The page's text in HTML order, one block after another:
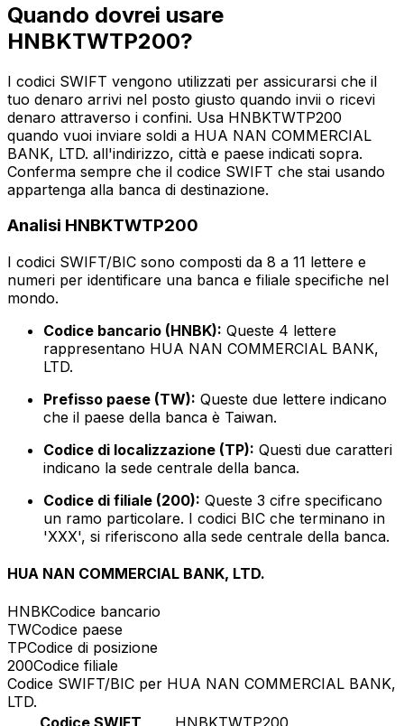
Quando dovrei usare
HNBKTWTP200?
I codici SWIFT vengono utilizzati per assicurarsi che il
tuo denaro arrivi nel posto giusto quando invii o ricevi
denaro attraverso i confini. Usa HNBKTWTP200
quando vuoi inviare soldi a HUA NAN COMMERCIAL
BANK, LTD. all'indirizzo, città e paese indicati sopra.
Conferma sempre che il codice SWIFT che stai usando
appartenga alla banca di destinazione.
Analisi HNBKTWTP200
I codici SWIFT/BIC sono composti da 8 a 11 lettere e
numeri per identificare una banca e filiale specifiche nel
mondo.
Codice bancario (HNBK): Queste 4 lettere
rappresentano HUA NAN COMMERCIAL BANK,
LTD.
Prefisso paese (TW): Queste due lettere indicano
che il paese della banca è Taiwan.
Codice di localizzazione (TP): Questi due caratteri
indicano la sede centrale della banca.
Codice di filiale (200): Queste 3 cifre specificano
un ramo particolare. I codici BIC che terminano in
'XXX', si riferiscono alla sede centrale della banca.
HUA NAN COMMERCIAL BANK, LTD.
HNBKCodice bancario
TWCodice paese
TPCodice di posizione
200Codice filiale
Codice SWIFT/BIC per HUA NAN COMMERCIAL BANK,
LTD.
Codice SWIFT
HNBKTWTP200